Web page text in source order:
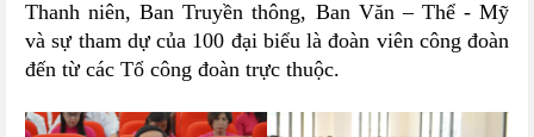
Thanh niên, Ban Truyền thông, Ban Văn – Thể - Mỹ
và sự tham dự của 100 đại biểu là đoàn viên công đoàn
đến từ các Tổ công đoàn trực thuộc.